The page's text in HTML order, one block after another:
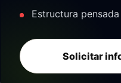
Estructura
Solicitar